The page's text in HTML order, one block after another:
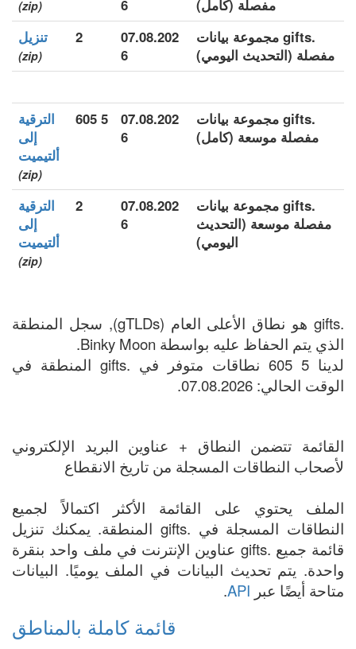
مفصلة (كامل)
6
(zip)
.gifts مجموعة بيانات
مفصلة (التحديث اليومي)
07.08.202
6
2 تنزيل
(zip)
.gifts مجموعة بيانات
مفصلة موسعة (كامل)
07.08.202
6
5 605
الترقية
إلى
ألتيميت
(zip)
.gifts مجموعة بيانات
مفصلة موسعة (التحديث
اليومي)
07.08.202
6
2
الترقية
إلى
ألتيميت
(zip)
.gifts هو نطاق الأعلى العام (gTLDs), سجل المنطقة
الذي يتم الحفاظ عليه بواسطة Binky Moon.
لدينا 5 605 نطاقات متوفر في .gifts المنطقة في
الوقت الحالي: 07.08.2026.
القائمة تتضمن النطاق + عناوين البريد الإلكتروني
لأصحاب النطاقات المسجلة من تاريخ الانقطاع
الملف يحتوي على القائمة الأكثر اكتمالاً لجميع
النطاقات المسجلة في .gifts المنطقة. يمكنك تنزيل
قائمة جميع .gifts عناوين الإنترنت في ملف واحد بنقرة
واحدة. يتم تحديث البيانات في الملف يوميًا. البيانات
متاحة أيضًا عبر API
.
قائمة كاملة بالمناطق